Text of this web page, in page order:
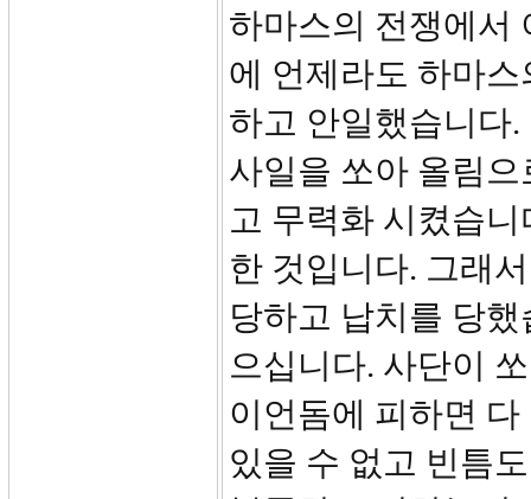
하마스의 전쟁에서
에 언제라도 하마
하고 안일했습니다
사일을 쏘아 올림
고 무력화 시켰습
한 것입니다. 그래
당하고 납치를 당
으십니다. 사단이
이언돔에 피하면
있을 수 없고 빈틈